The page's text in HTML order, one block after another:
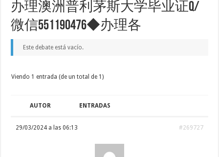
办理澳洲普利茅斯大学毕业证Q/
微信551190476◆办理各
Este debate está vacío.
Viendo 1 entrada (de un total de 1)
AUTOR ENTRADAS
29/03/2024 a las 06:13 #269727